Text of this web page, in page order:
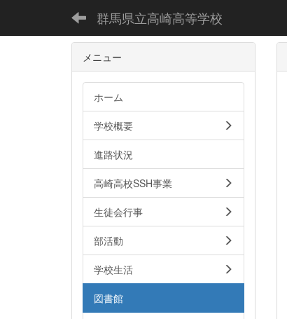
群馬県立高崎高等学校
メニュー
ホーム
学校概要
進路状況
高崎高校SSH事業
生徒会行事
部活動
学校生活
図書館